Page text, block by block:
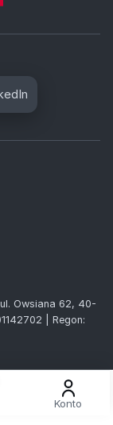
Owsiana 62, 40-
| Regon:
Konto